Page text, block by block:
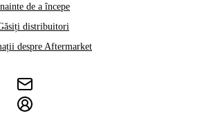
de a începe
distribuitori
despre Aftermarket